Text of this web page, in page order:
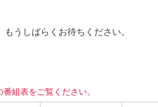
うしばらくお待ちください。
組表をご覧ください。